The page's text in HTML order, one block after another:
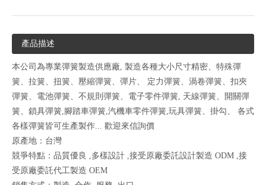
產品描述
本公司為專業彈簧製造供應廠, 製造各種大小尺寸精密、特殊彈
簧、拉簧、扭簧、壓縮彈簧、彈片、 定力彈簧、渦卷彈簧、扣夾
彈簧、電池彈簧、不規則彈簧、電子零件彈簧, 天線彈簧、開關彈
簧、鎖具彈簧,腳踏車彈簧,汽機車零件彈簧,玩具彈簧、掛勾、 各式
各樣彈簧皆可生產製作... 歡迎來信詢價
原產地：台灣
競爭特點：品質優良 ,多樣設計 ,接受原廠委託設計製造 ODM ,接
受原廠委託代工製造 OEM